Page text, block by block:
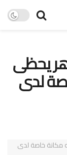
يحظى
لدى